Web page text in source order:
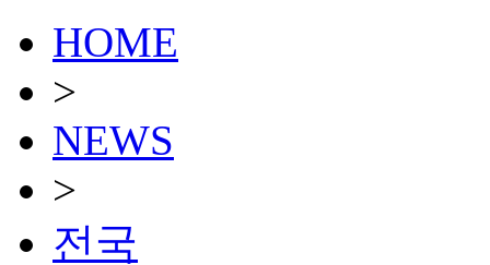
HOME
>
NEWS
>
전국